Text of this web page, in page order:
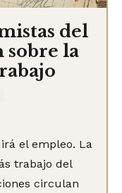
del
sobre la
el empleo. La
trabajo del
circulan